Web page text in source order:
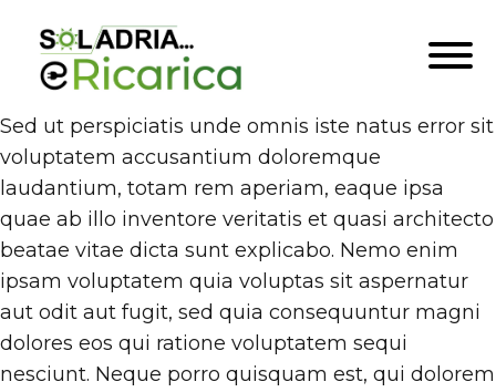
Sed ut perspiciatis unde omnis iste natus error sit
voluptatem accusantium doloremque
laudantium, totam rem aperiam, eaque ipsa
quae ab illo inventore veritatis et quasi architecto
beatae vitae dicta sunt explicabo. Nemo enim
ipsam voluptatem quia voluptas sit aspernatur
aut odit aut fugit, sed quia consequuntur magni
dolores eos qui ratione voluptatem sequi
nesciunt. Neque porro quisquam est, qui dolorem